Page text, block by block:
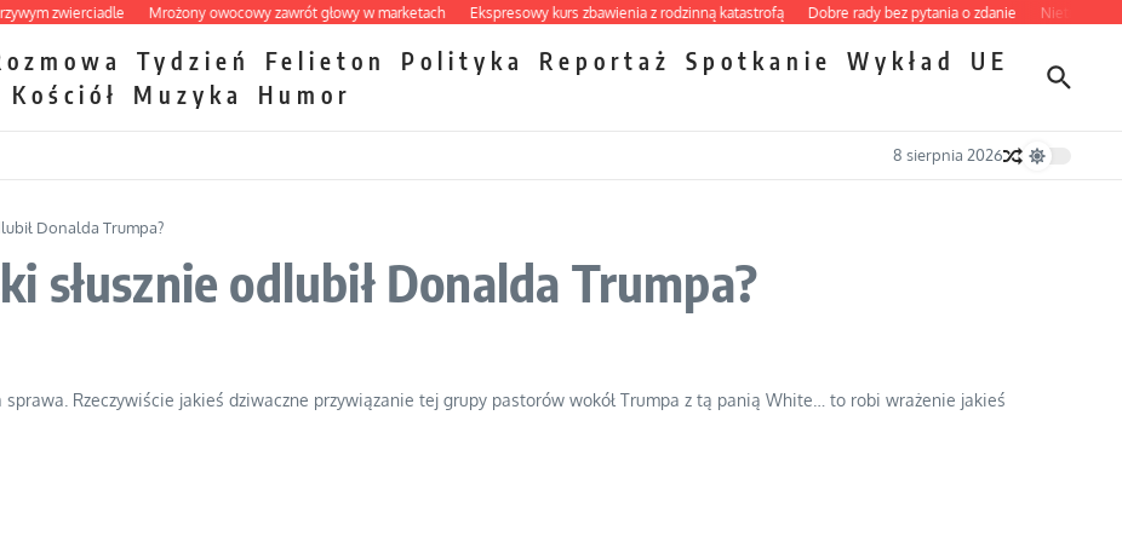
zwierciadle Mrożony owocowy zawrót głowy w marketach Ekspresowy kurs zbawienia z rodzinną katastrofą Dobre rady bez pytania o zdanie Nietrwałość
Tydzień Felieton Polityka Reportaż Spotkanie Wykład
UE
Kościół Muzyka Humor
8 sierpnia 2026
Donalda Trumpa?
słusznie odlubił Donalda Trumpa?
Rzeczywiście jakieś dziwaczne przywiązanie tej grupy pastorów wokół Trumpa z tą panią White… to robi wrażenie jakieś